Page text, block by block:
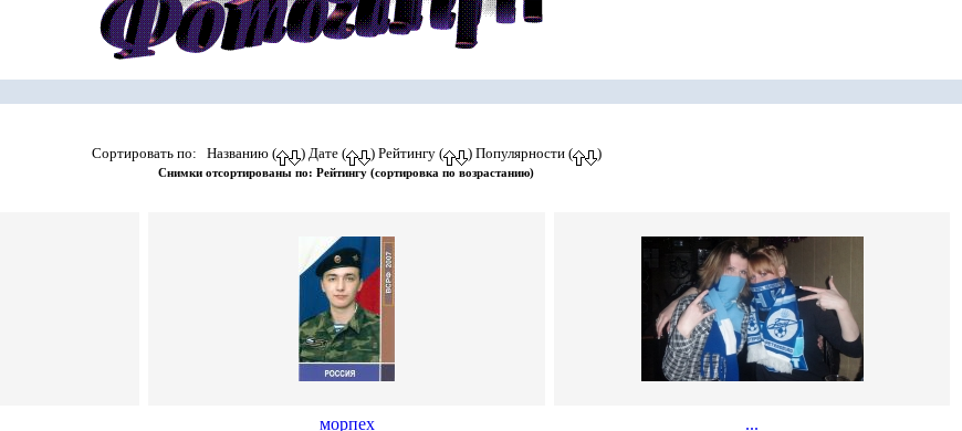
Сортировать по: Названию ( ) Дате ( ) Рейтингу ( ) Популярности ( )
Снимки отсортированы по: Рейтингу (сортировка по возрастанию)
морпех ...